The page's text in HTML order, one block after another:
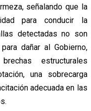
señalando que la
para conducir la
detectadas no son
dañar al Gobierno,
estructurales
una sobrecarga
adecuada en las